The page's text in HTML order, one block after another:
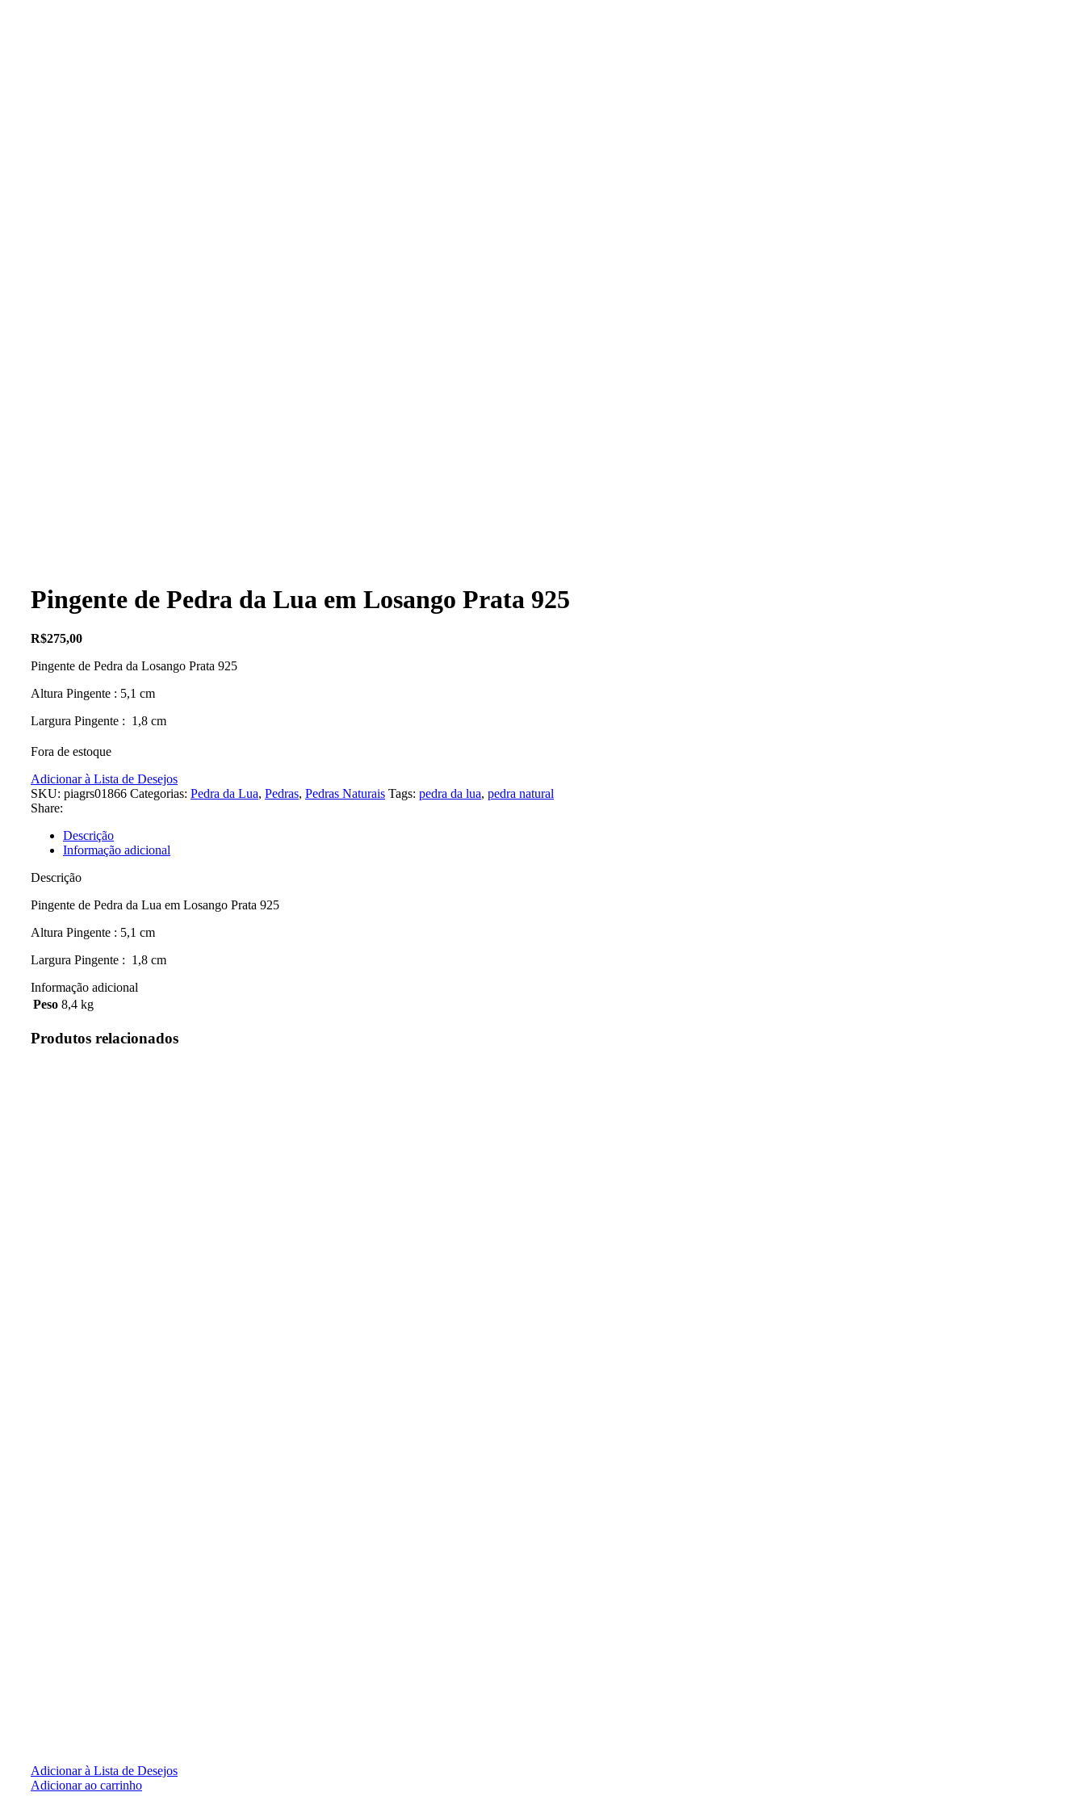
Pingente de Pedra da Lua em Losango Prata 925
R$275,00
Pingente de Pedra da Losango Prata 925
Altura Pingente : 5,1 cm
Largura Pingente : 1,8 cm
Fora de estoque
Adicionar à Lista de Desejos
SKU: piagrs01866 Categorias: Pedra da Lua, Pedras, Pedras Naturais Tags: pedra da lua, pedra natural
Share:
Descrição
Informação adicional
Descrição
Pingente de Pedra da Lua em Losango Prata 925
Altura Pingente : 5,1 cm
Largura Pingente : 1,8 cm
Informação adicional
Peso 8,4 kg
Produtos relacionados
Adicionar à Lista de Desejos
Adicionar ao carrinho